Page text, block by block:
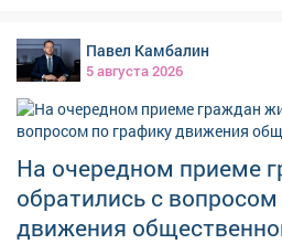
Павел Камбалин
5 августа 2026
На очередном приеме
обратились с
движения